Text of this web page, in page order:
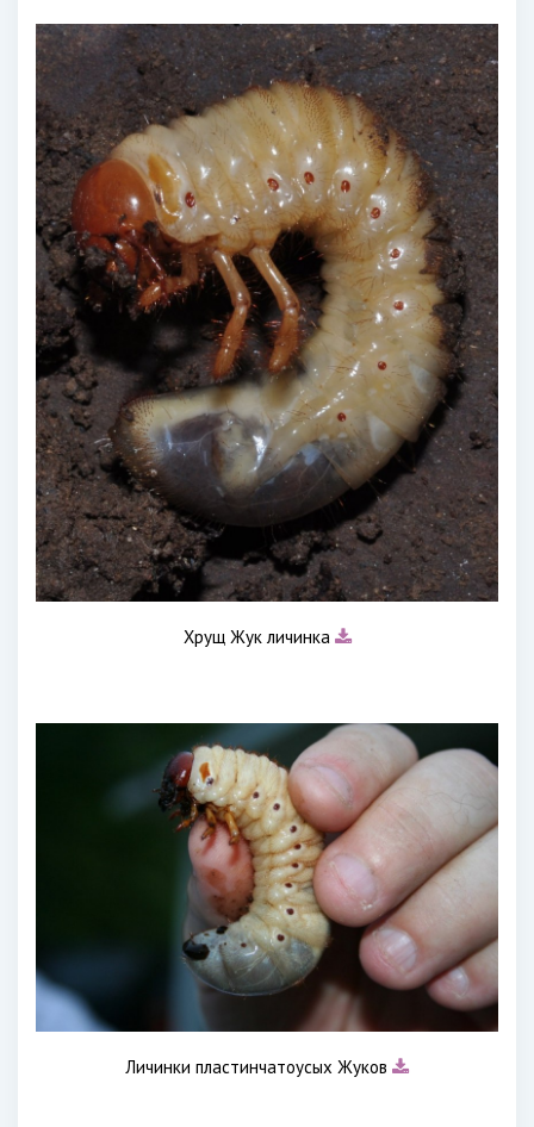
Хрущ Жук личинка
Личинки пластинчатоусых Жуков